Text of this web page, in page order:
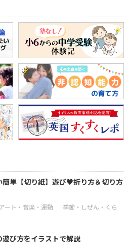
簡単【切り紙】遊び♥折り方＆切り方
遊び方をイラストで解説